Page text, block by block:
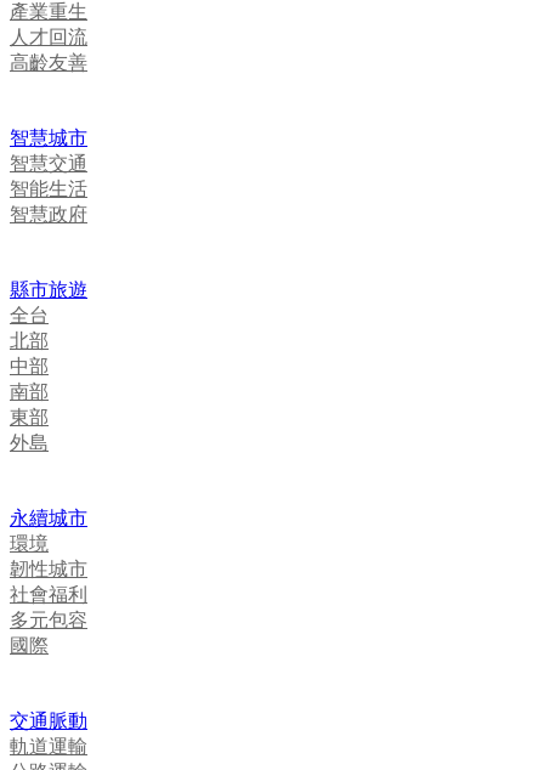
產業重生
人才回流
高齡友善
智慧城市
智慧交通
智能生活
智慧政府
縣市旅遊
全台
北部
中部
南部
東部
外島
永續城市
環境
韌性城市
社會福利
多元包容
國際
交通脈動
軌道運輸